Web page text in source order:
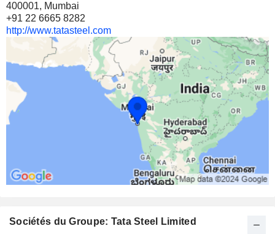
TATA INVESTMENT CORPORATION LIMITED
0,45%
16 M $
TRF LIMITED
34,11%
3 753 275
34,11%
CARE RATINGS LIMITED
1,18%
354 000
6 M $
400001, Mumbai
+91 22 6665 8282
http://www.tatasteel.com
Sociétés du Groupe: Tata Steel Limited